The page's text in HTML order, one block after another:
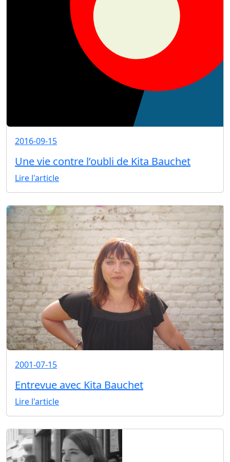
2016-09-15
Une vie contre l’oubli de Kita Bauchet
Lire l'article
2001-07-15
Entrevue avec Kita Bauchet
Lire l'article